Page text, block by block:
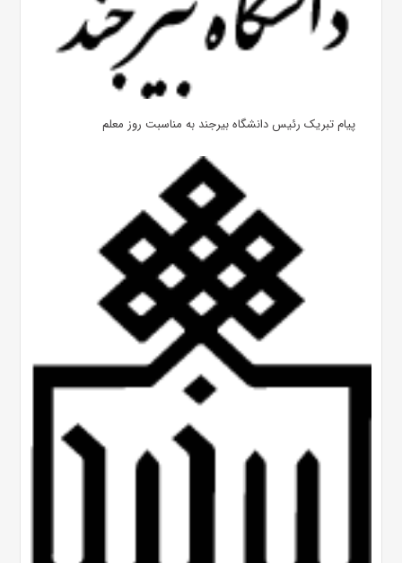
پیام تبریک رئیس دانشگاه بیرجند به مناسبت روز معلم